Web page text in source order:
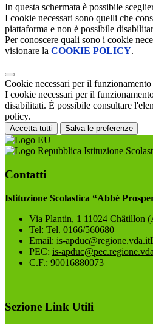
In questa schermata è possibile
I cookie necessari sono quelli che
piattaforma e non è possibile
Per conoscere quali sono i cookie
visionare la COOKIE POLICY.
Cookie necessari per il funzionamento
I cookie necessari per il
disabilitati. È possibile consultare
policy.
Accetta tutti Salva le preferenze
Istituzione
Contatti
Istituzione Scolastica “Abbé
Via Plantin, 1 11024 Châtillon
Tel: Tel. 0166/560680
Email: is-apduc@regione.vda.it
PEC: is-
C.F.: 90016880073
Sezione Link Utili